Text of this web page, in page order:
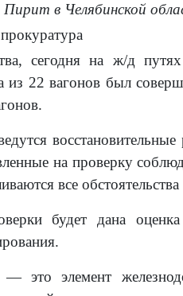
в Челябинской
сегодня на ж/д
из 22 вагонов был
на проверку
все
будет дана
это элемент